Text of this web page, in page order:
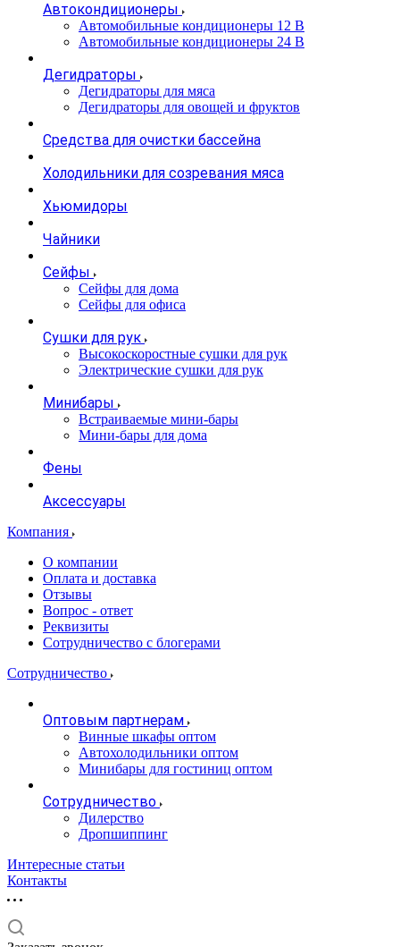
Автокондиционеры
Автомобильные кондиционеры 12 В
Автомобильные кондиционеры 24 В
Дегидраторы
Дегидраторы для мяса
Дегидраторы для овощей и фруктов
Средства для очистки бассейна
Холодильники для созревания мяса
Хьюмидоры
Чайники
Сейфы
Сейфы для дома
Сейфы для офиса
Сушки для рук
Высокоскоростные сушки для рук
Электрические сушки для рук
Минибары
Встраиваемые мини-бары
Мини-бары для дома
Фены
Аксессуары
Компания
О компании
Оплата и доставка
Отзывы
Вопрос - ответ
Реквизиты
Сотрудничество с блогерами
Сотрудничество
Оптовым партнерам
Винные шкафы оптом
Автохолодильники оптом
Минибары для гостиниц оптом
Сотрудничество
Дилерство
Дропшиппинг
Интересные статьи
Контакты